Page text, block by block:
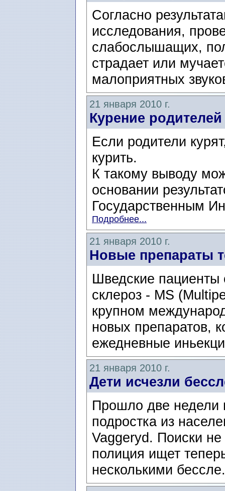
Согласно
исследования,
слабослышащих,
страдает или
малоприятных
21 января 2010 г.
Курение
Если родители
курить.
К такому выводу
основании
Государственным
Подробнее...
21 января 2010 г.
Новые препараты
Шведские пациенты
склероз - MS
крупном
новых препаратов,
ежедневные
21 января 2010 г.
Дети исчезли
Прошло две недели
подростка из
Vaggeryd. Поиски
полиция ищет
несколькими